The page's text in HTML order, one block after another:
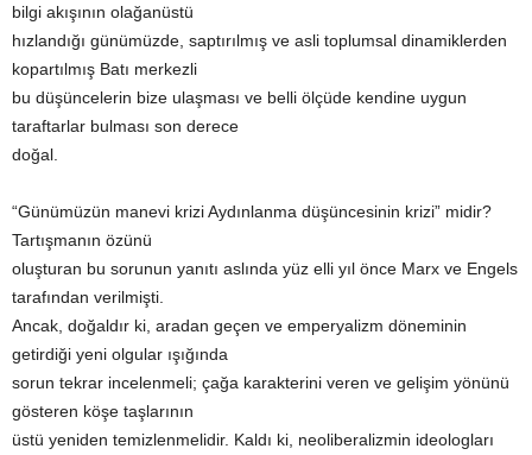
bilgi akışının olağanüstü
hızlandığı günümüzde, saptırılmış ve asli toplumsal dinamiklerden
kopartılmış Batı merkezli
bu düşüncelerin bize ulaşması ve belli ölçüde kendine uygun
taraftarlar bulması son derece
doğal.
“Günümüzün manevi krizi Aydınlanma düşüncesinin krizi” midir?
Tartışmanın özünü
oluşturan bu sorunun yanıtı aslında yüz elli yıl önce Marx ve Engels
tarafından verilmişti.
Ancak, doğaldır ki, aradan geçen ve emperyalizm döneminin
getirdiği yeni olgular ışığında
sorun tekrar incelenmeli; çağa karakterini veren ve gelişim yönünü
gösteren köşe taşlarının
üstü yeniden temizlenmelidir. Kaldı ki, neoliberalizmin ideologları